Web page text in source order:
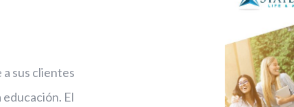
sus clientes
El